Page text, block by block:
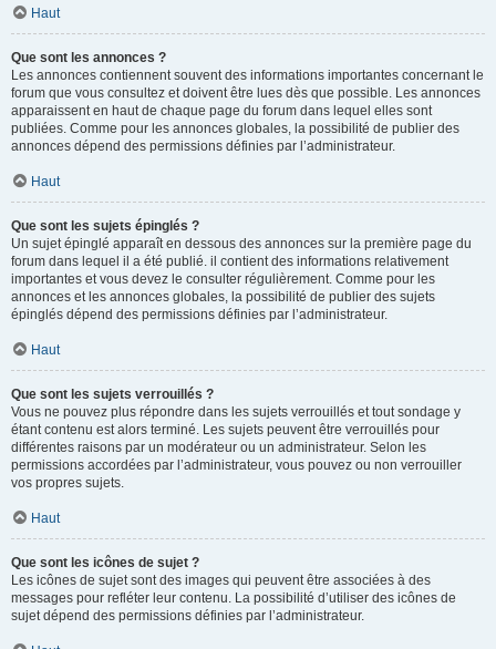
Haut
Que sont les annonces ?
Les annonces contiennent souvent des informations importantes concernant le
forum que vous consultez et doivent être lues dès que possible. Les annonces
apparaissent en haut de chaque page du forum dans lequel elles sont
publiées. Comme pour les annonces globales, la possibilité de publier des
annonces dépend des permissions définies par l’administrateur.
Haut
Que sont les sujets épinglés ?
Un sujet épinglé apparaît en dessous des annonces sur la première page du
forum dans lequel il a été publié. il contient des informations relativement
importantes et vous devez le consulter régulièrement. Comme pour les
annonces et les annonces globales, la possibilité de publier des sujets
épinglés dépend des permissions définies par l’administrateur.
Haut
Que sont les sujets verrouillés ?
Vous ne pouvez plus répondre dans les sujets verrouillés et tout sondage y
étant contenu est alors terminé. Les sujets peuvent être verrouillés pour
différentes raisons par un modérateur ou un administrateur. Selon les
permissions accordées par l’administrateur, vous pouvez ou non verrouiller
vos propres sujets.
Haut
Que sont les icônes de sujet ?
Les icônes de sujet sont des images qui peuvent être associées à des
messages pour refléter leur contenu. La possibilité d’utiliser des icônes de
sujet dépend des permissions définies par l’administrateur.